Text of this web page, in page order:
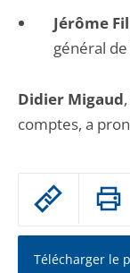
Passer
partage
deTélécharger le
Jérôme
général
Didier Migaud
comptes, a